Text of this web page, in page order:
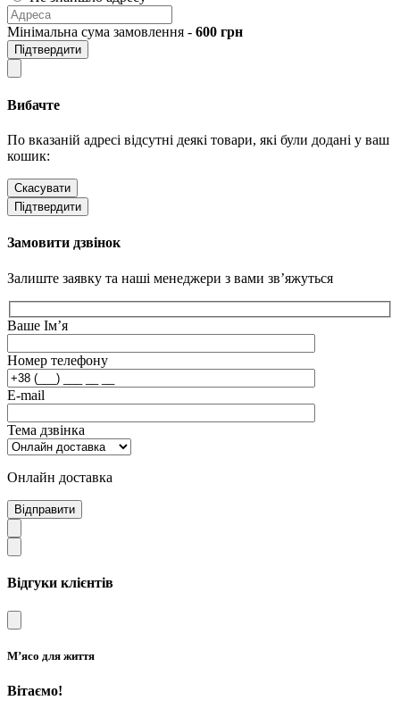
Мінімальна сума замовлення - 600 грн
Підтвердити
Вибачте
По вказаній адресі відсутні деякі товари, які були додані у ваш
кошик:
Скасувати
Підтвердити
Замовити дзвінок
Залиште заявку та наші менеджери з вами зв’яжуться
Ваше Ім’я
Номер телефону
E-mail
Тема дзвінка
Онлайн доставка
Відправити
Відгуки клієнтів
М’ясо для життя
Вітаємо!